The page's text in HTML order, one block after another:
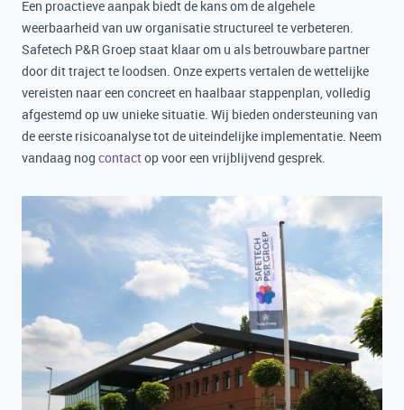
Een proactieve aanpak biedt de kans om de algehele
weerbaarheid van uw organisatie structureel te verbeteren.
Safetech P&R Groep staat klaar om u als betrouwbare partner
door dit traject te loodsen. Onze experts vertalen de wettelijke
vereisten naar een concreet en haalbaar stappenplan, volledig
afgestemd op uw unieke situatie. Wij bieden ondersteuning van
de eerste risicoanalyse tot de uiteindelijke implementatie. Neem
vandaag nog contactop voor een vrijblijvend gesprek.